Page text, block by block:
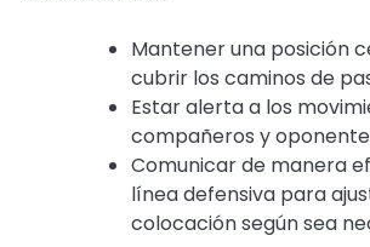
Mantener una posición
cubrir los caminos de
Estar alerta a los
compañeros y
Comunicar de manera
línea defensiva para
colocación según sea